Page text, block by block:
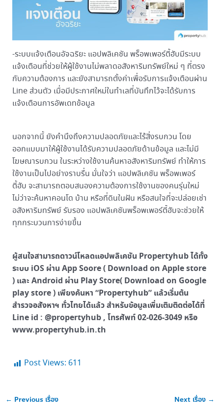
-ระบบแจ้งเตือนอัจฉริยะ แอปพลิเคชัน พร็อพเพอร์ตี้ฮับมีระบบ
แจ้งเตือนที่ช่วยให้ผู้ใช้งานไม่พลาดอสังหาริมทรัพย์ใหม่ ๆ ที่ตรง
กับความต้องการ และยังสามารถตั้งค่าเพื่อรับการแจ้งเตือนผ่าน
Line ส่วนตัว เมื่อมีประกาศใหม่ในทำเลที่บันทึกไว้จะได้รับการ
แจ้งเตือนการอัพเดทข้อมูล
นอกจากนี้ ยังคำนึงถึงความปลอดภัยและไร้สิ่งรบกวน โดย
ออกแบบมาให้ผู้ใช้งานได้รับความปลอดภัยด้านข้อมูล และไม่มี
โฆษณารบกวน ในระหว่างใช้งานค้นหาอสังหาริมทรัพย์ ทำให้การ
ใช้งานเป็นไปอย่างราบรื่น มั่นใจว่า แอปพลิเคชัน พร็อพเพอร์
ตี้ฮับ จะสามารถตอบสนองความต้องการใช้งานของคนรุ่นใหม่
ไม่ว่าจะค้นหาคอนโด บ้าน หรือที่ดินในฝัน หรือสนใจที่จะปล่อยเช่า
อสังหาริมทรัพย์ รับรอง แอปพลิเคชันพร็อพเพอร์ตี้ฮับจะช่วยให้
ทุกกระบวนการง่ายขึ้น
ผู้สนใจสามารถดาวน์โหลดแอปพลิเคชัน Propertyhub ได้ทั้ง
ระบบ iOS ผ่าน App Soore ( Download on Apple store
) และ Android ผ่าน Play Store( Download on Google
play store ) เพียงค้นหา “Propertyhub” แล้วเริ่มต้น
สำรวจอสังหาฯ ทั่วไทยได้แล้ว สำหรับข้อมูลเพิ่มเติมติดต่อได้ที่
Line id : @propertyhub , โทรศัพท์ 02-026-3049 หรือ
www.propertyhub.in.th
Post Views: 611
← Previous เรื่อง Next เรื่อง →